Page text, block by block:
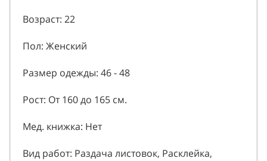
Возраст: 22
Пол: Женский
Размер одежды: 46 - 48
Рост: От 160 до 165 см.
Мед. книжка: Нет
Вид работ: Раздача листовок, Расклейка,